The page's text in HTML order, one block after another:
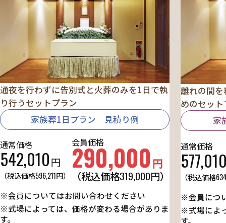
通夜を行わずに告別式と火葬のみを1日で執
り行うセットプラン
家族葬1日プラン 見積り例
通常価格
542,010円
（税込価格596,211円）
会員価格
290,000円
（税込価格319,000円）
※会員についてはお問い合わせください
※式場によっては、価格が変わる場合がありま
す。
離れの間
めのセッ
家
通常価格
（税込価格
※会員につ
※式場によ
す。